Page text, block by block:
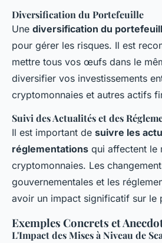
Diversification du Portefeuille
Une diversification du
pour gérer les risques. Il est
mettre tous vos œufs dans le
diversifier vos investissements
cryptomonnaies et autres actifs
Suivi des Actualités et des
Il est important de suivre les
réglementations qui affectent le
cryptomonnaies. Les
gouvernementales et les
avoir un impact significatif sur le
Exemples Concrets et
L'Impact des Mises à Niveau de